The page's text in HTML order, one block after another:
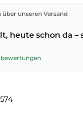
aus unserem Lager
Bestellungen bis
versendet –
Post.
über unseren Versand
heute schon da